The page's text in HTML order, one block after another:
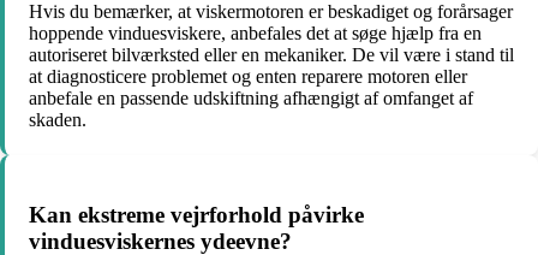
Hvis du bemærker, at viskermotoren er beskadiget og forårsager
hoppende vinduesviskere, anbefales det at søge hjælp fra en
autoriseret bilværksted eller en mekaniker. De vil være i stand til
at diagnosticere problemet og enten reparere motoren eller
anbefale en passende udskiftning afhængigt af omfanget af
skaden.
Kan ekstreme vejrforhold påvirke
vinduesviskernes ydeevne?